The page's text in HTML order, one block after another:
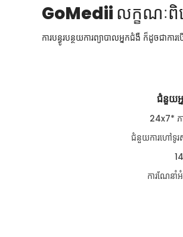
GoMedii លក្ខណៈ
ការបន្ធូរបន្ថយការព្យាបាលអ្នកជំងឺ ក៏ដូចជា
ជំនួយអ្ន
24x7* ភ
ជំនួយការហៅទូរ
ការណែនាំ